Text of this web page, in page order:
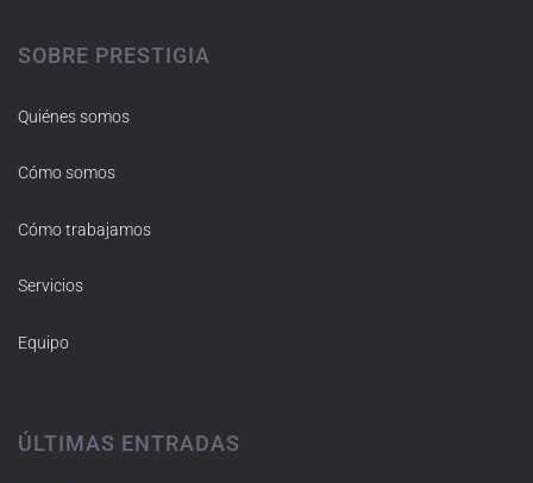
SOBRE PRESTIGIA
Quiénes somos
Cómo somos
Cómo trabajamos
Servicios
Equipo
ÚLTIMAS ENTRADAS